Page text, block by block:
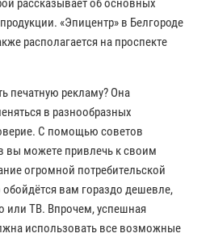
рассказывает об основных
«Эпицентр» в Белгороде
располагается на проспекте
печатную рекламу? Она
в разнообразных
С помощью советов
вы можете привлечь к своим
огромной потребительской
вам гораздо дешевле,
или ТВ. Впрочем, успешная
использовать все возможные